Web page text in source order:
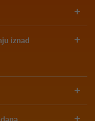
iznad